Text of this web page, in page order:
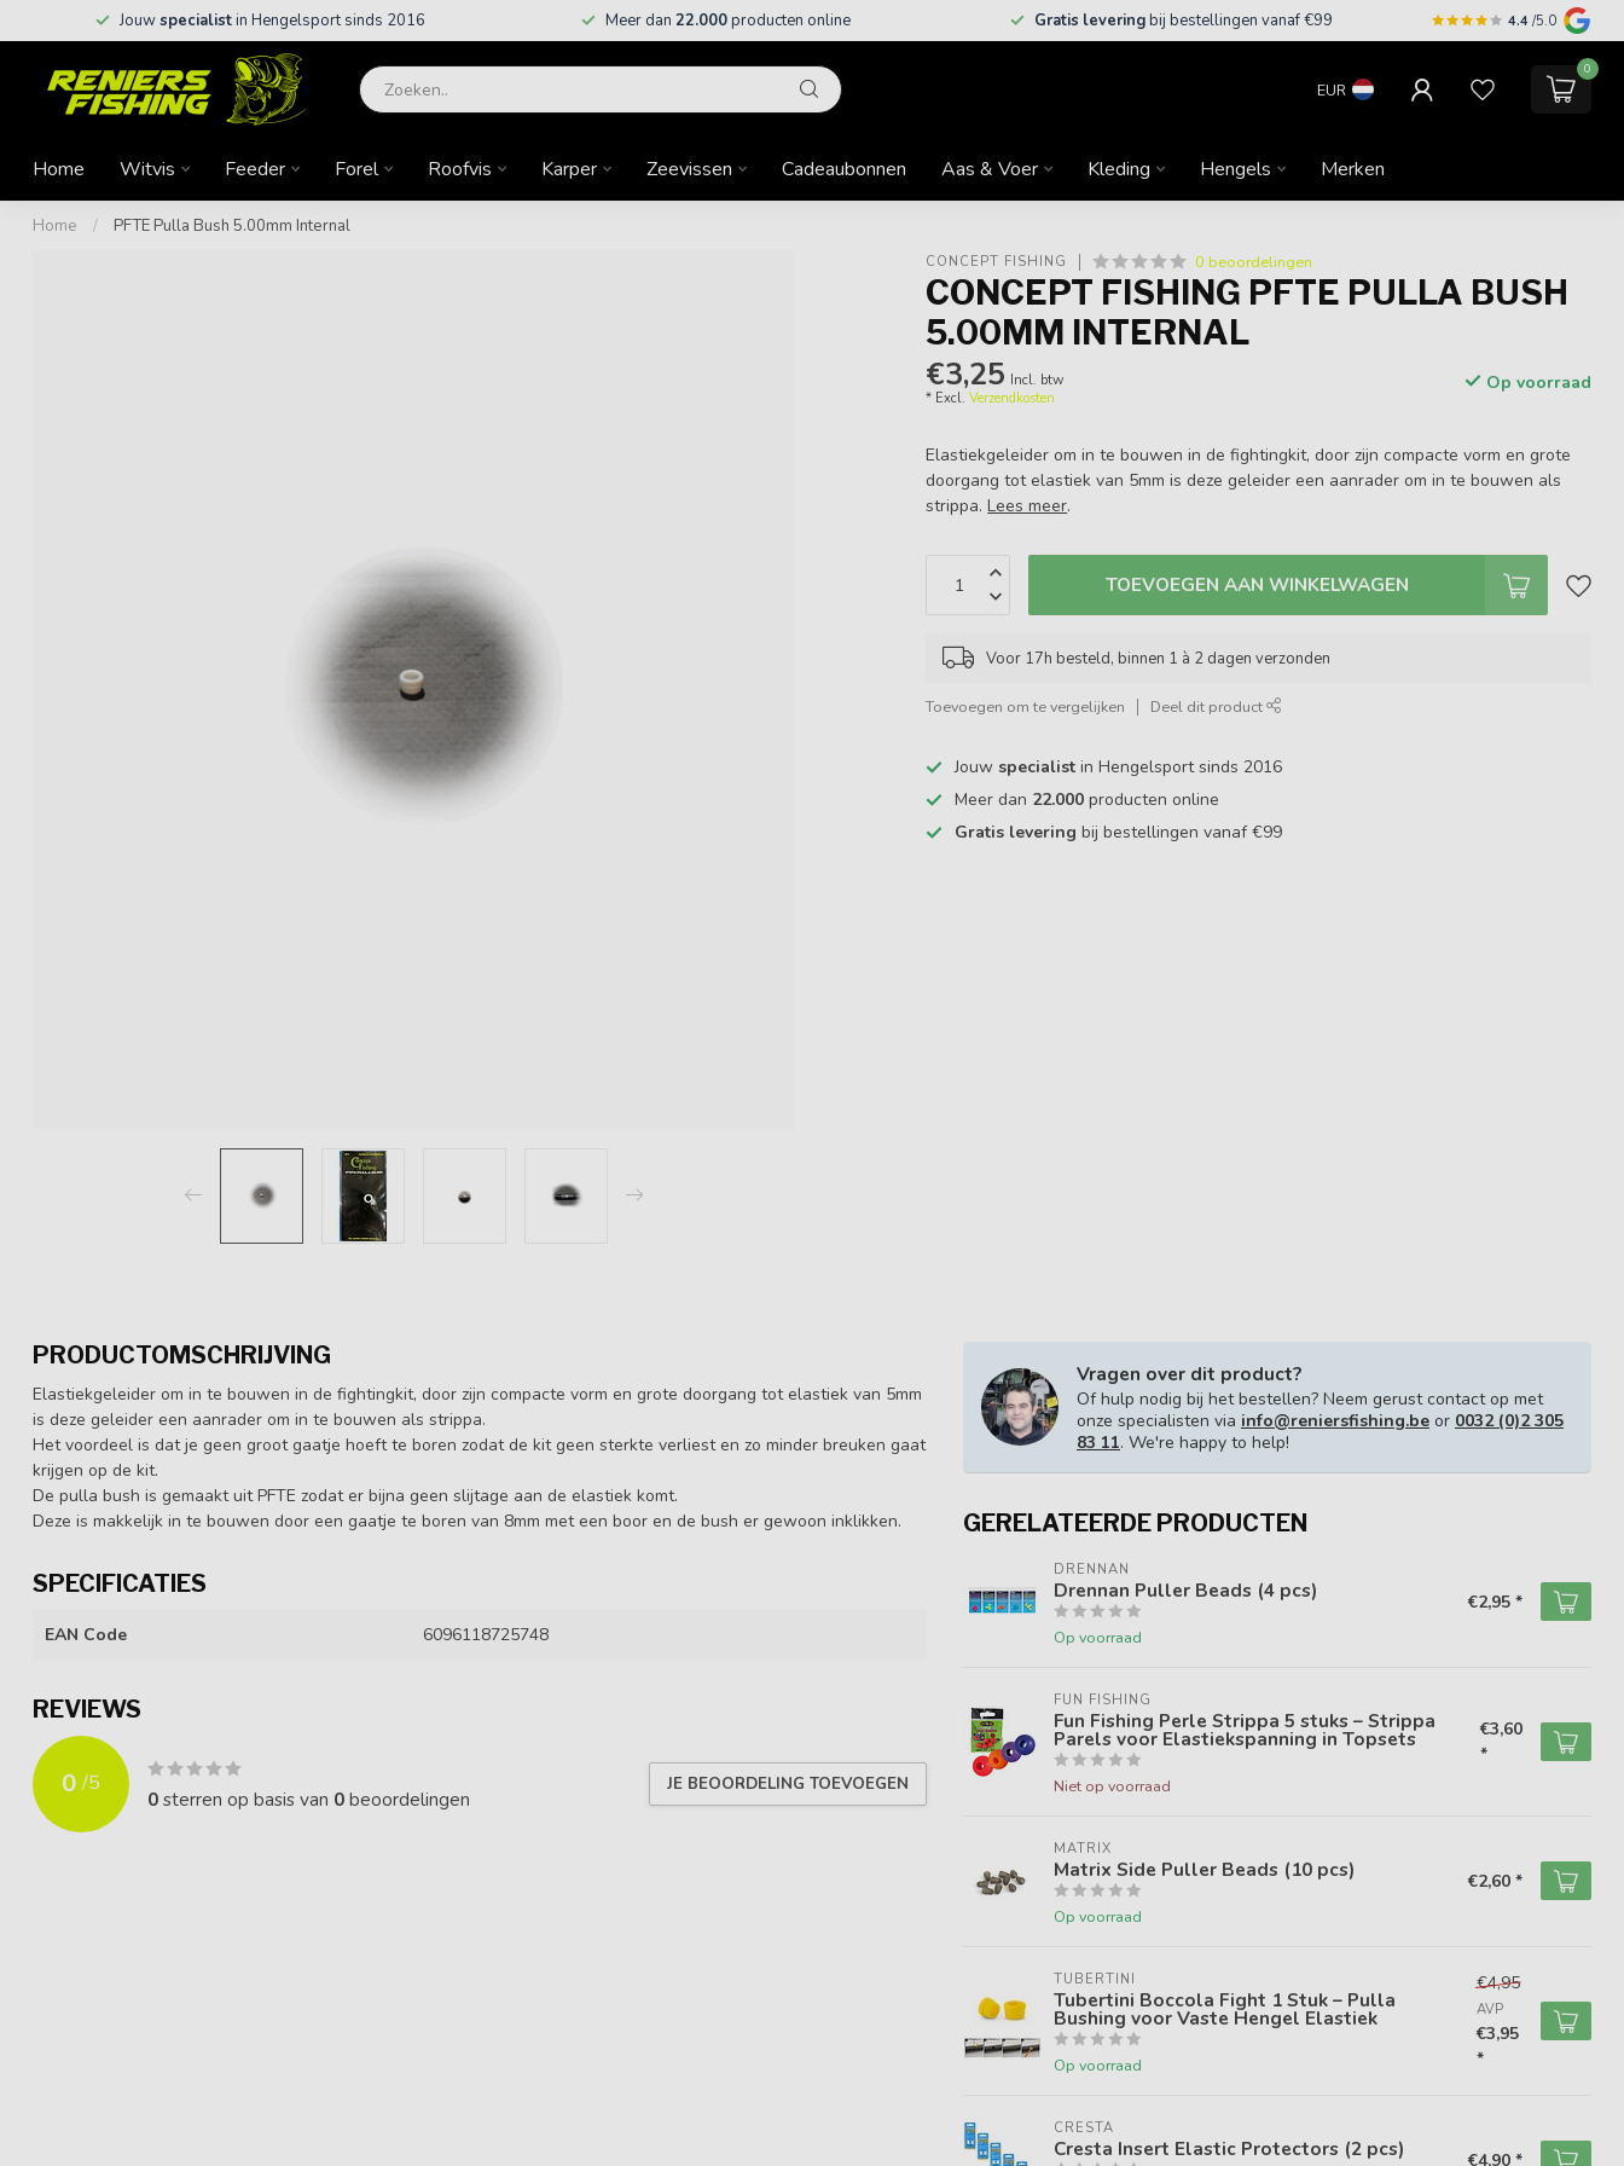
Jouwspecialistin Hengelsport sinds 2016 Meer dan 22.000producten online Gratis leveringbij bestellingen vanaf €99 4.4 /5.0
EUR
0
Home Witvis Feeder Forel Roofvis Karper Zeevissen Cadeaubonnen Aas & Voer Kleding Hengels Merken
Home / PFTE Pulla Bush 5.00mm Internal
CONCEPT FISHING 0 beoordelingen
CONCEPT FISHING PFTE PULLA BUSH
5.00MM INTERNAL
€3,25 Incl. btw
* Excl.Verzendkosten
Op voorraad
Elastiekgeleider om in te bouwen in de fightingkit, door zijn compacte vorm en grote
doorgang tot elastiek van 5mm is deze geleider een aanrader om in te bouwen als
strippa.Lees meer.
TOEVOEGEN AAN WINKELWAGEN
Voor 17h besteld, binnen 1 à 2 dagen verzonden
Toevoegen om te vergelijken Deel dit product
Jouw specialist in Hengelsport sinds 2016
Meer dan 22.000 producten online
Gratis levering bij bestellingen vanaf €99
PRODUCTOMSCHRIJVING
Elastiekgeleider om in te bouwen in de fightingkit, door zijn compacte vorm en grote doorgang tot elastiek van 5mm
is deze geleider een aanrader om in te bouwen als strippa.
Het voordeel is dat je geen groot gaatje hoeft te boren zodat de kit geen sterkte verliest en zo minder breuken gaat
krijgen op de kit.
De pulla bush is gemaakt uit PFTE zodat er bijna geen slijtage aan de elastiek komt.
Deze is makkelijk in te bouwen door een gaatje te boren van 8mm met een boor en de bush er gewoon inklikken.
SPECIFICATIES
EAN Code 6096118725748
REVIEWS
0 /5
0sterren op basis van 0beoordelingen
JE BEOORDELING TOEVOEGEN
Vragen over dit product?
Of hulp nodig bij het bestellen? Neem gerust contact op met
onze specialisten via info@reniersfishing.be or 0032 (0)2 305
83 11. We're happy to help!
GERELATEERDE PRODUCTEN
DRENNAN
Drennan Puller Beads (4 pcs)
Op voorraad
€2,95 *
FUN FISHING
Fun Fishing Perle Strippa 5 stuks – Strippa
Parels voor Elastiekspanning in Topsets
Niet op voorraad
€3,60
*
MATRIX
Matrix Side Puller Beads (10 pcs)
Op voorraad
€2,60 *
TUBERTINI
Tubertini Boccola Fight 1 Stuk – Pulla
Bushing voor Vaste Hengel Elastiek
Op voorraad
€4,95
AVP
€3,95
*
CRESTA
Cresta Insert Elastic Protectors (2 pcs) €4,90 *